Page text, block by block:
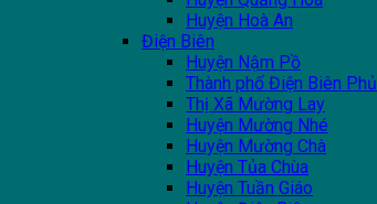
Huyện Hoà An
Điện Biên
Huyện Nậm Pồ
Thành phố Điện Biên Phủ
Thị Xã Mường Lay
Huyện Mường Nhé
Huyện Mường Chà
Huyện Tủa Chùa
Huyện Tuần Giáo